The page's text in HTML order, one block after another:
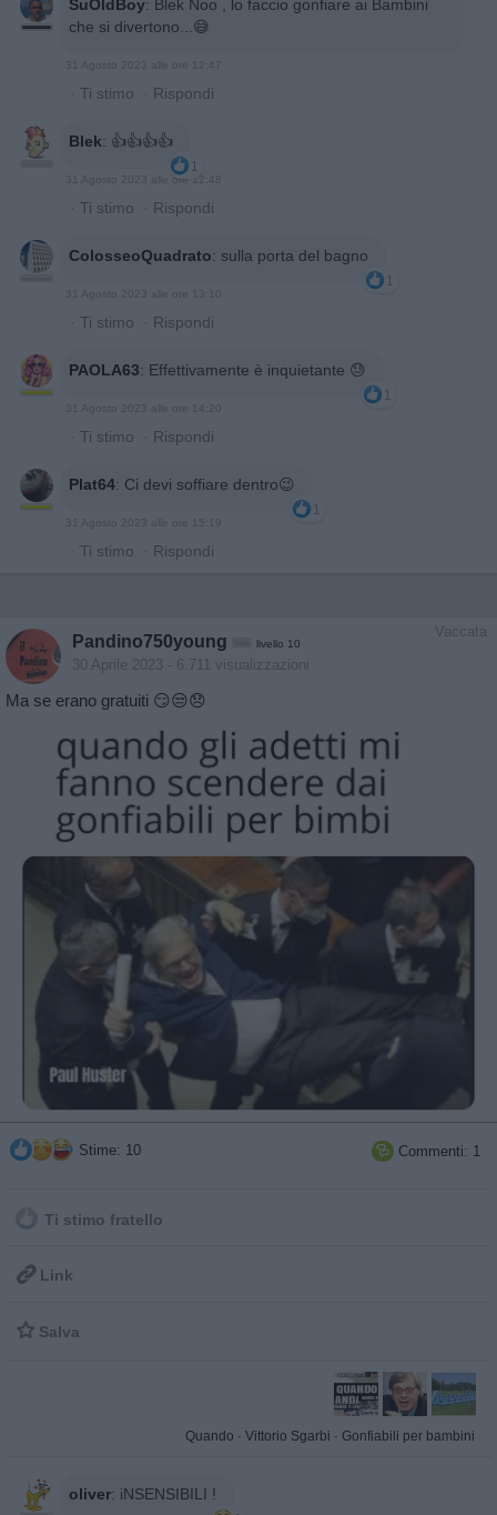
SuOldBoy: Blek Noo , lo faccio gonfiare ai Bambini
che si divertono...😅
31 Agosto 2023 alle ore 12:47
· Ti stimo · Rispondi
Blek: 👍👍👍👍
1
31 Agosto 2023 alle ore 12:48
· Ti stimo · Rispondi
ColosseoQuadrato: sulla porta del bagno
1
31 Agosto 2023 alle ore 13:10
· Ti stimo · Rispondi
PAOLA63: Effettivamente è inquietante 😓
1
31 Agosto 2023 alle ore 14:20
· Ti stimo · Rispondi
Plat64: Ci devi soffiare dentro😉
1
31 Agosto 2023 alle ore 15:19
· Ti stimo · Rispondi
Vaccata
Pandino750young livello 10
30 Aprile 2023 - 6.711 visualizzazioni
Ma se erano gratuiti 😏😒😞
Stime: 10  Commenti: 1
Ti stimo fratello
 Link
 Salva
Quando · Vittorio Sgarbi · Gonfiabili per bambini
oliver: iNSENSIBILI !